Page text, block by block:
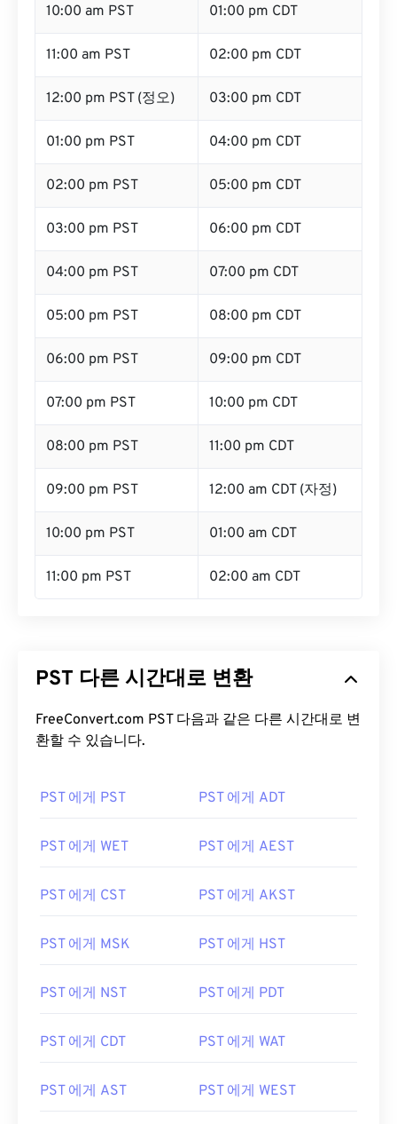
10:00 am PST 01:00 pm CDT
11:00 am PST 02:00 pm CDT
12:00 pm PST (정오) 03:00 pm CDT
01:00 pm PST 04:00 pm CDT
02:00 pm PST 05:00 pm CDT
03:00 pm PST 06:00 pm CDT
04:00 pm PST 07:00 pm CDT
05:00 pm PST 08:00 pm CDT
06:00 pm PST 09:00 pm CDT
07:00 pm PST 10:00 pm CDT
08:00 pm PST 11:00 pm CDT
09:00 pm PST 12:00 am CDT (자정)
10:00 pm PST 01:00 am CDT
11:00 pm PST 02:00 am CDT
PST 다른 시간대로 변환
FreeConvert.com PST 다음과 같은 다른 시간대로 변
환할 수 있습니다.
PST 에게 PST PST 에게 ADT
PST 에게 WET PST 에게 AEST
PST 에게 CST PST 에게 AKST
PST 에게 MSK PST 에게 HST
PST 에게 NST PST 에게 PDT
PST 에게 CDT PST 에게 WAT
PST 에게 AST PST 에게 WEST